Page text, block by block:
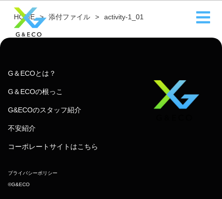
HOME 添付ファイル activity-1_01
G＆ECOとは？
G＆ECOの根っこ
G&ECOのスタッフ紹介
不安紹介
コーポレートサイトはこちら
プライバシーポリシー
©︎G&ECO